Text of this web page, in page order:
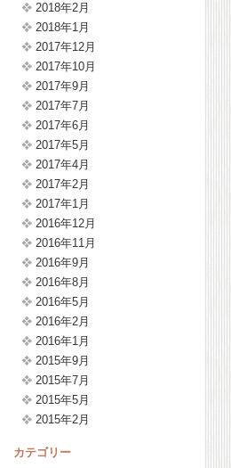
2018年2月
2018年1月
2017年12月
2017年10月
2017年9月
2017年7月
2017年6月
2017年5月
2017年4月
2017年2月
2017年1月
2016年12月
2016年11月
2016年9月
2016年8月
2016年5月
2016年2月
2016年1月
2015年9月
2015年7月
2015年5月
2015年2月
カテゴリー